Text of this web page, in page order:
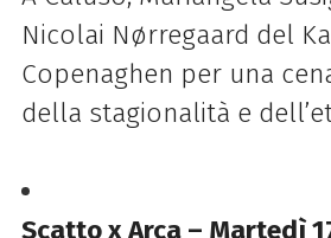
Nicolai Nørregaard del
Copenaghen per una
della stagionalità e
Scatto x Arca – Martedì